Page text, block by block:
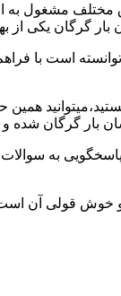
مشغول به
گرگان یکی از
است با
گرگان شده و
به
و خوش قولی آن